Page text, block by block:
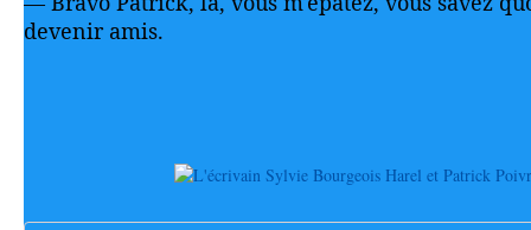
devenir amis.